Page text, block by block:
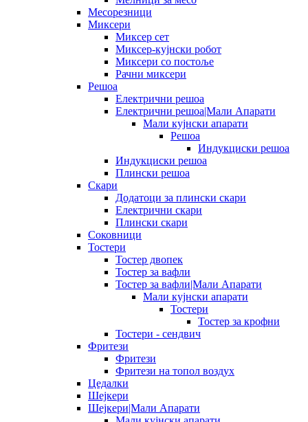
Месорезници
Миксери
Миксер сет
Миксер-кујнски робот
Миксери со постоље
Рачни миксери
Решоа
Електрични решоа
Електрични решоа|Мали Апарати
Мали кујнски апарати
Решоа
Индукциски решоа
Индукциски решоа
Плински решоа
Скари
Додатоци за плински скари
Електрични скари
Плински скари
Соковници
Тостери
Тостер двопек
Тостер за вафли
Тостер за вафли|Мали Апарати
Мали кујнски апарати
Тостери
Тостер за крофни
Тостери - сендвич
Фритези
Фритези
Фритези на топол воздух
Цедалки
Шејкери
Шејкери|Мали Апарати